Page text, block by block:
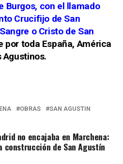
Burgos, con el llamado
Crucifijo de San
o Cristo de San
por toda España, América
Agustinos.
OBRAS SAN AGUSTIN
no encajaba en Marchena:
de San Agustín